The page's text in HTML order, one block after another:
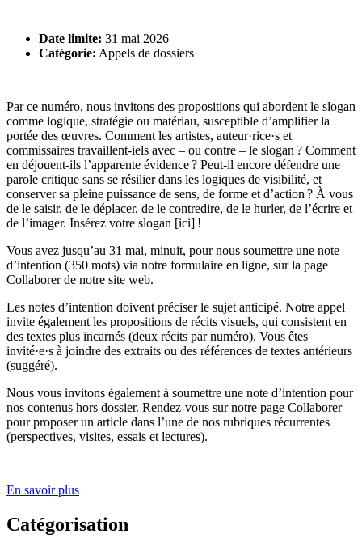
Date limite: 31 mai 2026
Catégorie: Appels de dossiers
Par ce numéro, nous invitons des propositions qui abordent le slogan
comme logique, stratégie ou matériau, susceptible d’amplifier la
portée des œuvres. Comment les artistes, auteur·rice·s et
commissaires travaillent-iels avec – ou contre – le slogan ? Comment
en déjouent-ils l’apparente évidence ? Peut-il encore défendre une
parole critique sans se résilier dans les logiques de visibilité, et
conserver sa pleine puissance de sens, de forme et d’action ? À vous
de le saisir, de le déplacer, de le contredire, de le hurler, de l’écrire et
de l’imager. Insérez votre slogan [ici] !
Vous avez jusqu’au 31 mai, minuit, pour nous soumettre une note
d’intention (350 mots) via notre formulaire en ligne, sur la page
Collaborer de notre site web.
Les notes d’intention doivent préciser le sujet anticipé. Notre appel
invite également les propositions de récits visuels, qui consistent en
des textes plus incarnés (deux récits par numéro). Vous êtes
invité·e·s à joindre des extraits ou des références de textes antérieurs
(suggéré).
Nous vous invitons également à soumettre une note d’intention pour
nos contenus hors dossier. Rendez-vous sur notre page Collaborer
pour proposer un article dans l’une de nos rubriques récurrentes
(perspectives, visites, essais et lectures).
En savoir plus
Catégorisation